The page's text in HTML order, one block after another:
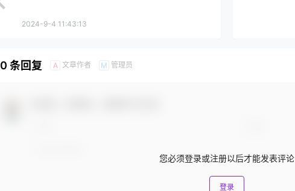
2024-9-4 11:43:13
0 条回复 A 文章作者 M 管理员
您必须登录或注册以后才能发表评论
登录